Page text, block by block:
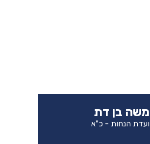
משה בן דת
ועדת הנחות - כ"א